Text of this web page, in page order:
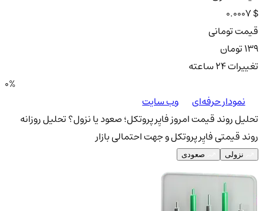
0.0007 $
قیمت تومانی
139 تومان
تغییرات ۲۴ ساعته
0%
نمودار حرفه‌ای
وب سایت
تحلیل روند قیمت امروز فایِر پروتکل؛ صعود یا نزول؟تحلیل روزانه
روند قیمتی فایِر پروتکل و جهت احتمالی بازار
نزولی صعودی